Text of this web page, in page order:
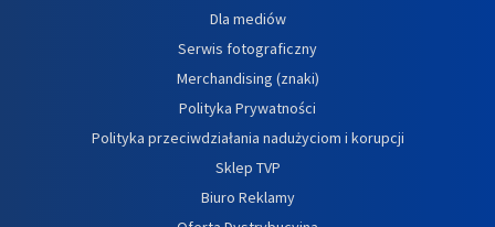
Dla mediów
Serwis fotograficzny
Merchandising (znaki)
Polityka Prywatności
Polityka przeciwdziałania nadużyciom i korupcji
Sklep TVP
Biuro Reklamy